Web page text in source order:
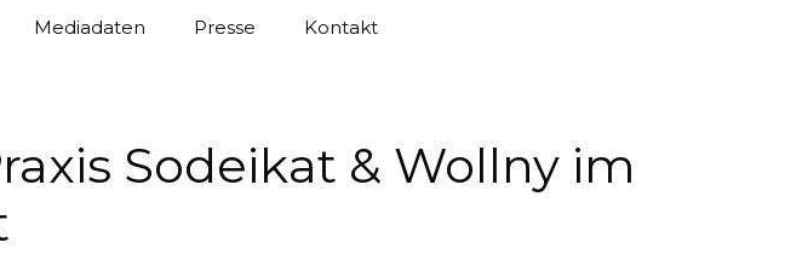
Mediadaten Presse Kontakt
Sodeikat & Wollny im